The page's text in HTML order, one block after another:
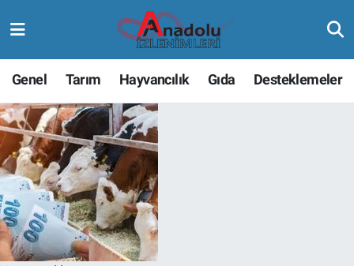
Genel Tarım Hayvancılık Gıda Desteklemeler